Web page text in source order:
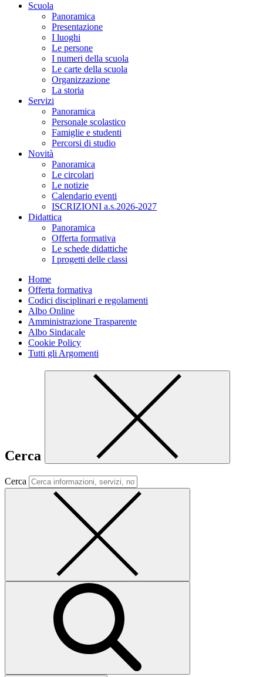
Scuola
Panoramica
Presentazione
I luoghi
Le persone
I numeri della scuola
Le carte della scuola
Organizzazione
La storia
Servizi
Panoramica
Personale scolastico
Famiglie e studenti
Percorsi di studio
Novità
Panoramica
Le circolari
Le notizie
Calendario eventi
ISCRIZIONI a.s.2026-2027
Didattica
Panoramica
Offerta formativa
Le schede didattiche
I progetti delle classi
Home
Offerta formativa
Codici disciplinari e regolamenti
Albo Online
Amministrazione Trasparente
Albo Sindacale
Cookie Policy
Tutti gli Argomenti
Cerca
Cerca